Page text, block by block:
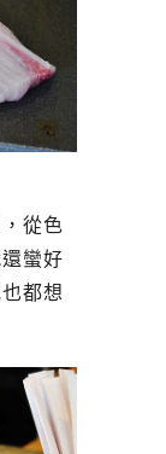
從色
蠻好
都想